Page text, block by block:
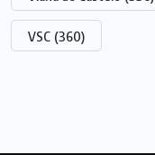
VSC (360)